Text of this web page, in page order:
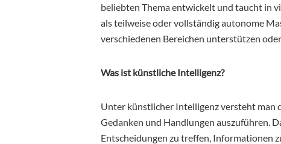
beliebten Thema entwickelt und taucht in
als teilweise oder vollständig autonome
verschiedenen Bereichen unterstützen
Was ist künstliche Intelligenz?
Unter künstlicher Intelligenz versteht man
Gedanken und Handlungen auszuführen.
Entscheidungen zu treffen, Informationen